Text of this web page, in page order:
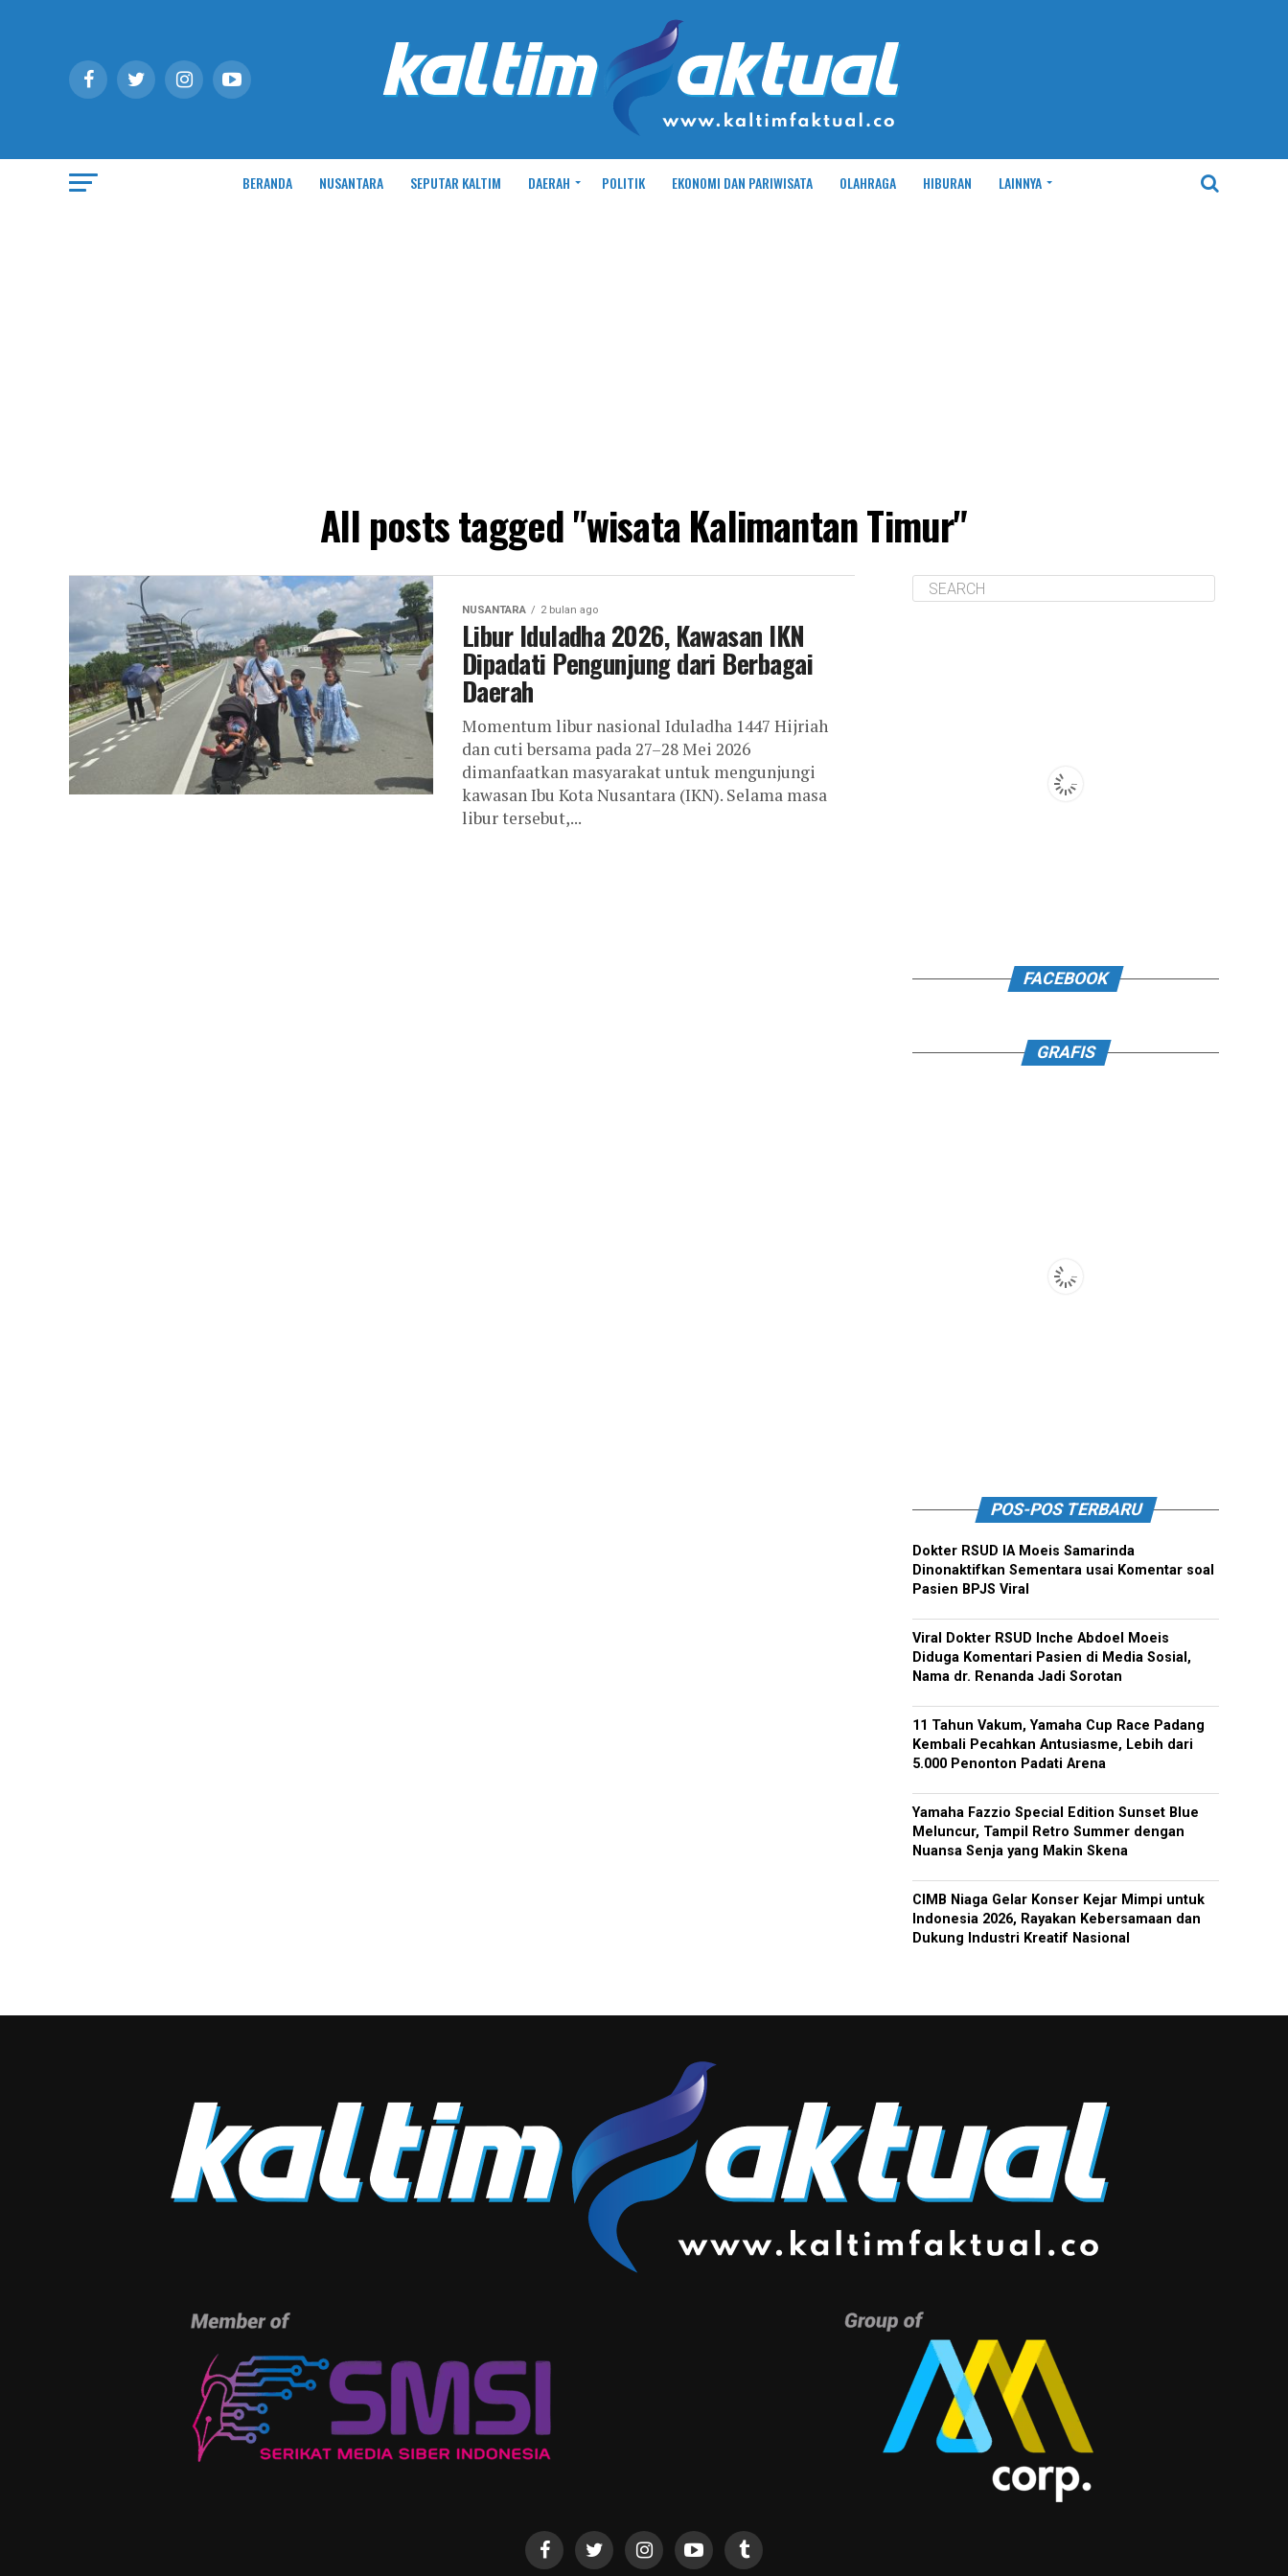
BERANDA NUSANTARA SEPUTAR KALTIM DAERAH POLITIK EKONOMI DAN PARIWISATA OLAHRAGA HIBURAN LAINNYA
All posts tagged "wisata Kalimantan Timur"
NUSANTARA 2 bulan ago
Libur Iduladha 2026, Kawasan IKN
Dipadati Pengunjung dari Berbagai
Daerah
Momentum libur nasional Iduladha 1447 Hijriah
dan cuti bersama pada 27–28 Mei 2026
dimanfaatkan masyarakat untuk mengunjungi
kawasan Ibu Kota Nusantara (IKN). Selama masa
libur tersebut,...
FACEBOOK
GRAFIS
POS-POS TERBARU
Dokter RSUD IA Moeis Samarinda
Dinonaktifkan Sementara usai Komentar soal
Pasien BPJS Viral
Viral Dokter RSUD Inche Abdoel Moeis
Diduga Komentari Pasien di Media Sosial,
Nama dr. Renanda Jadi Sorotan
11 Tahun Vakum, Yamaha Cup Race Padang
Kembali Pecahkan Antusiasme, Lebih dari
5.000 Penonton Padati Arena
Yamaha Fazzio Special Edition Sunset Blue
Meluncur, Tampil Retro Summer dengan
Nuansa Senja yang Makin Skena
CIMB Niaga Gelar Konser Kejar Mimpi untuk
Indonesia 2026, Rayakan Kebersamaan dan
Dukung Industri Kreatif Nasional